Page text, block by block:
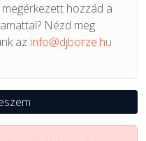
hozzád a
Nézd meg
az info@djborze.hu